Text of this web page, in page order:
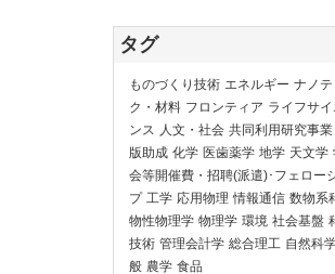
タグ
ものづくり技術 エネルギー ナノテ
ク・材料 フロンティア ライフサイ
ンス
人文・社会 共同利用研究事業
版助成 化学 医歯薬学 地学 天文学
会等開催費・招聘(派遣)･フェロー
プ 工学 応用物理 情報通信 数物系
物性物理学 物理学 環境 社会基盤
技術 管理会計学 総合理工 自然科
般 農学 食品